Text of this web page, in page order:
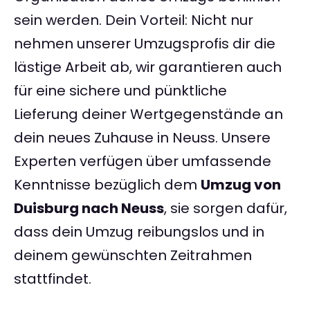
sein werden. Dein Vorteil: Nicht nur
nehmen unserer Umzugsprofis dir die
lästige Arbeit ab, wir garantieren auch
für eine sichere und pünktliche
Lieferung deiner Wertgegenstände an
dein neues Zuhause in Neuss. Unsere
Experten verfügen über umfassende
Kenntnisse bezüglich dem Umzug von
Duisburg nach Neuss, sie sorgen dafür,
dass dein Umzug reibungslos und in
deinem gewünschten Zeitrahmen
stattfindet.